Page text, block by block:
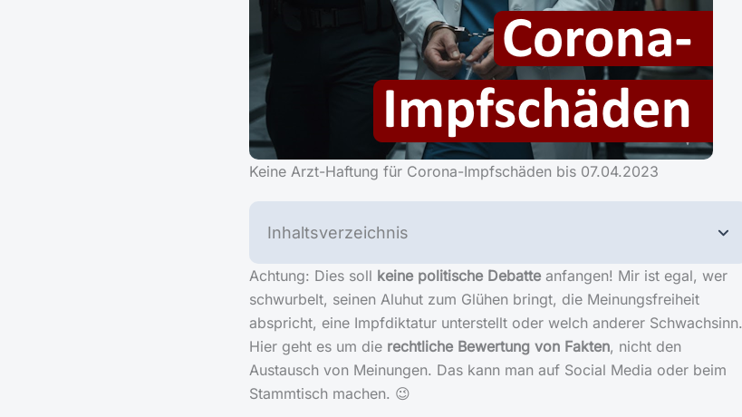
Keine Arzt-Haftung für Corona-Impfschäden bis 07.04.2023
Inhaltsverzeichnis
Achtung: Dies soll keine politische Debatteanfangen! Mir ist egal, wer
schwurbelt, seinen Aluhut zum Glühen bringt, die Meinungsfreiheit
abspricht, eine Impfdiktatur unterstellt oder welch anderer Schwachsinn.
Hier geht es um die rechtliche Bewertung von Fakten, nicht den
Austausch von Meinungen. Das kann man auf Social Media oder beim
Stammtisch machen. 😉